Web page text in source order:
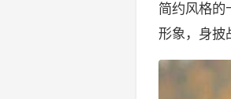
简约风格的
形象，身披